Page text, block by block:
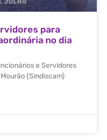
para
no dia
e Servidores
(Sindiscam)